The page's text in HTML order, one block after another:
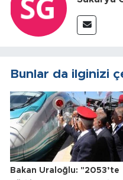
Bunlar da ilginizi
Bakan Uraloğlu: "2053’te